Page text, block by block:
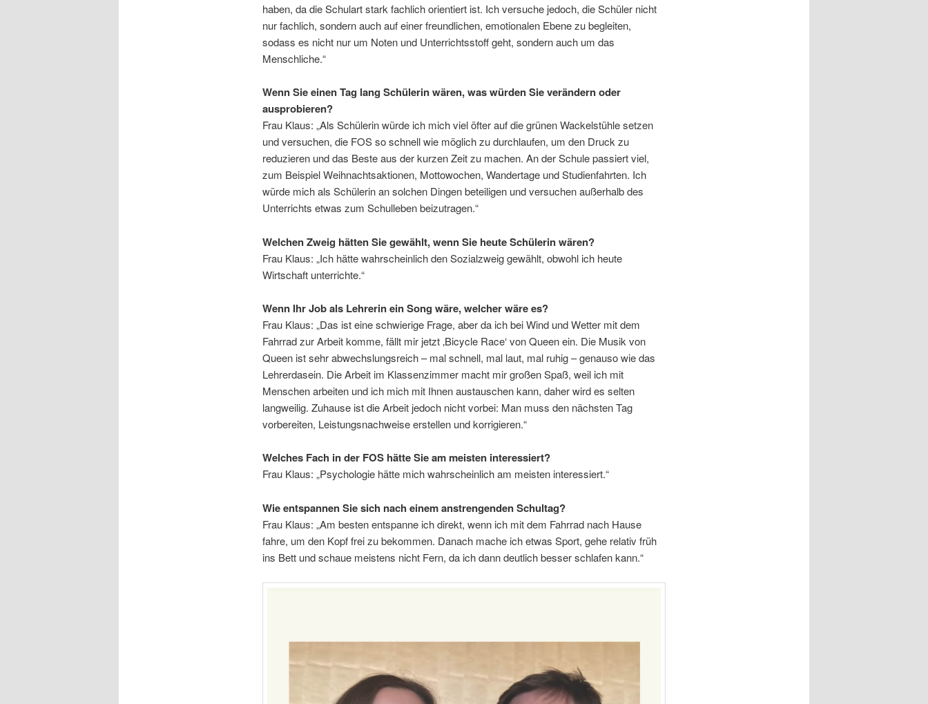
haben, da die Schulart stark fachlich orientiert ist. Ich versuche jedoch, die Schüler nicht
nur fachlich, sondern auch auf einer freundlichen, emotionalen Ebene zu begleiten,
sodass es nicht nur um Noten und Unterrichtsstoff geht, sondern auch um das
Menschliche.“
Wenn Sie einen Tag lang Schülerin wären, was würden Sie verändern oder
ausprobieren?
Frau Klaus: „Als Schülerin würde ich mich viel öfter auf die grünen Wackelstühle setzen
und versuchen, die FOS so schnell wie möglich zu durchlaufen, um den Druck zu
reduzieren und das Beste aus der kurzen Zeit zu machen. An der Schule passiert viel,
zum Beispiel Weihnachtsaktionen, Mottowochen, Wandertage und Studienfahrten. Ich
würde mich als Schülerin an solchen Dingen beteiligen und versuchen außerhalb des
Unterrichts etwas zum Schulleben beizutragen.“
Welchen Zweig hätten Sie gewählt, wenn Sie heute Schülerin wären?
Frau Klaus: „Ich hätte wahrscheinlich den Sozialzweig gewählt, obwohl ich heute
Wirtschaft unterrichte.“
Wenn Ihr Job als Lehrerin ein Song wäre, welcher wäre es?
Frau Klaus: „Das ist eine schwierige Frage, aber da ich bei Wind und Wetter mit dem
Fahrrad zur Arbeit komme, fällt mir jetzt ‚Bicycle Race‘ von Queen ein. Die Musik von
Queen ist sehr abwechslungsreich – mal schnell, mal laut, mal ruhig – genauso wie das
Lehrerdasein. Die Arbeit im Klassenzimmer macht mir großen Spaß, weil ich mit
Menschen arbeiten und ich mich mit Ihnen austauschen kann, daher wird es selten
langweilig. Zuhause ist die Arbeit jedoch nicht vorbei: Man muss den nächsten Tag
vorbereiten, Leistungsnachweise erstellen und korrigieren.“
Welches Fach in der FOS hätte Sie am meisten interessiert?
Frau Klaus: „Psychologie hätte mich wahrscheinlich am meisten interessiert.“
Wie entspannen Sie sich nach einem anstrengenden Schultag?
Frau Klaus: „Am besten entspanne ich direkt, wenn ich mit dem Fahrrad nach Hause
fahre, um den Kopf frei zu bekommen. Danach mache ich etwas Sport, gehe relativ früh
ins Bett und schaue meistens nicht Fern, da ich dann deutlich besser schlafen kann.“